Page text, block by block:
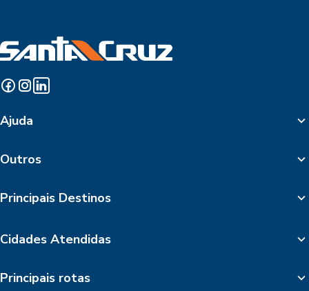
Ajuda
Outros
Principais Destinos
Cidades Atendidas
Principais rotas